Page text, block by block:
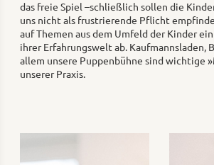
das freie Spiel –schließlich sollen die
uns nicht als frustrierende Pflicht
auf Themen aus dem Umfeld der Kinder
ihrer Erfahrungswelt ab. Kaufmannsladen,
allem unsere Puppenbühne sind wichtige
unserer Praxis.